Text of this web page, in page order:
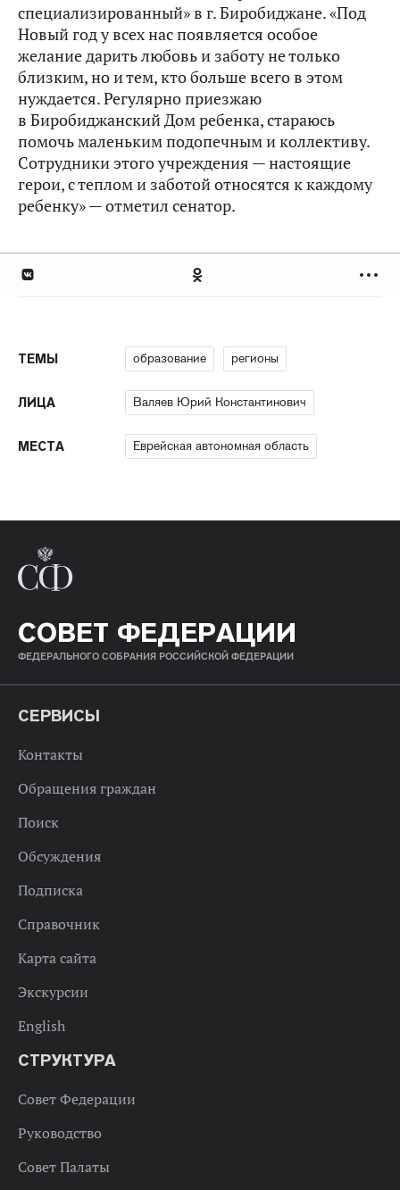
специализированный» в г. Биробиджане. «Под
Новый год у всех нас появляется особое
желание дарить любовь и заботу не только
близким, но и тем, кто больше всего в этом
нуждается. Регулярно приезжаю
в Биробиджанский Дом ребенка, стараюсь
помочь маленьким подопечным и коллективу.
Сотрудники этого учреждения — настоящие
герои, с теплом и заботой относятся к каждому
ребенку» — отметил сенатор.
ТЕМЫ образование регионы
ЛИЦА Валяев Юрий Константинович
МЕСТА Еврейская автономная область
СОВЕТ ФЕДЕРАЦИИ
ФЕДЕРАЛЬНОГО СОБРАНИЯ РОССИЙСКОЙ ФЕДЕРАЦИИ
СЕРВИСЫ
Контакты
Обращения граждан
Поиск
Обсуждения
Подписка
Справочник
Карта сайта
Экскурсии
English
СТРУКТУРА
Совет Федерации
Руководство
Совет Палаты